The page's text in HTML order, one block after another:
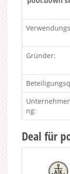
Gründer:
ng:
Deal für